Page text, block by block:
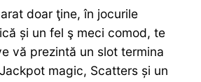
doar ţine, în jocurile
și un fel ş meci comod, te
vă prezintă un slot termina
magic, Scatters și un